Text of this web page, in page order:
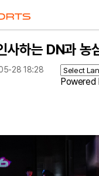
사하는 DN과 농
28 18:28
Powered